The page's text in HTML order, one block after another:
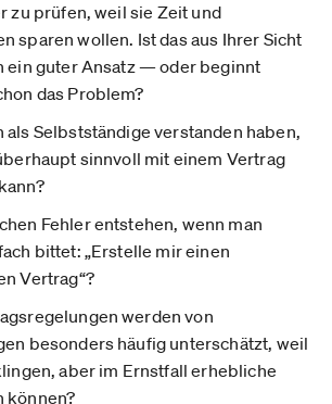
zu prüfen, weil sie Zeit und
sparen wollen. Ist das aus Ihrer Sicht
ein guter Ansatz — oder beginnt
das Problem?
als Selbstständige verstanden haben,
sinnvoll mit einem Vertrag
Fehler entstehen, wenn man
bittet: „Erstelle mir einen
Vertrag“?
werden von
besonders häufig unterschätzt, weil
aber im Ernstfall erhebliche
können?